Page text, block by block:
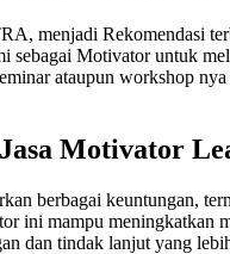
menjadi Rekomendasi
Motivator untuk
ataupun workshop
Jasa Motivator
berbagai keuntungan,
ini mampu meningkatkan
dan tindak lanjut yang